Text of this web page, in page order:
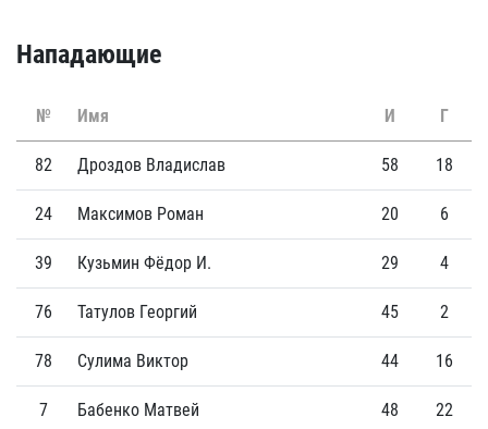
Нападающие
№ Имя И Г
82 Дроздов Владислав 58 18
24 Максимов Роман 20 6
39 Кузьмин Фёдор И. 29 4
76 Татулов Георгий 45 2
78 Сулима Виктор 44 16
7 Бабенко Матвей 48 22